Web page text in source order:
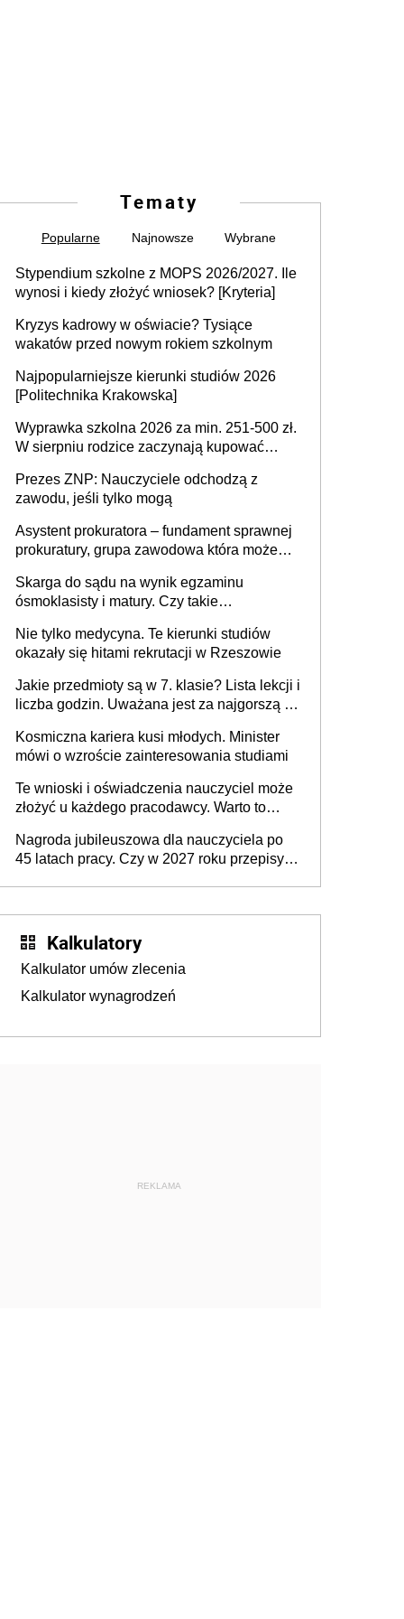
Tematy
Popularne Najnowsze Wybrane
Stypendium szkolne z MOPS 2026/2027. Ile
wynosi i kiedy złożyć wniosek? [Kryteria]
Kryzys kadrowy w oświacie? Tysiące
wakatów przed nowym rokiem szkolnym
Najpopularniejsze kierunki studiów 2026
[Politechnika Krakowska]
Wyprawka szkolna 2026 za min. 251-500 zł.
W sierpniu rodzice zaczynają kupować
wydatek sięgający ponad 1 tys. zł
Prezes ZNP: Nauczyciele odchodzą z
zawodu, jeśli tylko mogą
Asystent prokuratora – fundament sprawnej
prokuratury, grupa zawodowa która może
Skarga do sądu na wynik egzaminu
ósmoklasisty i matury. Czy takie
Nie tylko medycyna. Te kierunki studiów
okazały się hitami rekrutacji w Rzeszowie
Jakie przedmioty są w 7. klasie? Lista lekcji i
liczba godzin. Uważana jest za najgorszą -
Kosmiczna kariera kusi młodych. Minister
mówi o wzroście zainteresowania studiami
Te wnioski i oświadczenia nauczyciel może
złożyć u każdego pracodawcy. Warto to
szkolnego 2026/2027
Nagroda jubileuszowa dla nauczyciela po
45 latach pracy. Czy w 2027 roku przepisy
Kalkulatory
Kalkulator umów zlecenia
Kalkulator wynagrodzeń
REKLAMA